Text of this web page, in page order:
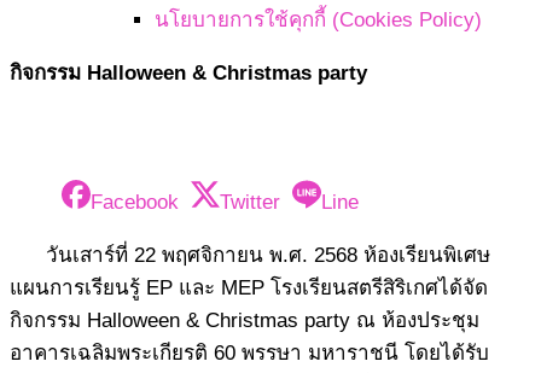
นโยบายการใช้คุกกี้ (Cookies Policy)
กิจกรรม Halloween & Christmas party
Facebook Twitter Line
วันเสาร์ที่ 22 พฤศจิกายน พ.ศ. 2568 ห้องเรียนพิเศษ
แผนการเรียนรู้ EP และ MEP โรงเรียนสตรีสิริเกศได้จัด
กิจกรรม Halloween & Christmas party ณ ห้องประชุม
อาคารเฉลิมพระเกียรติ 60 พรรษา มหาราชนี โดยได้รับ